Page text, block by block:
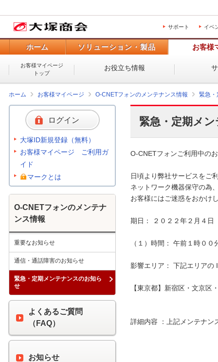
サポート イベ
ホーム ソリューション・製品 お客様
お客様マイページ
トップ
お役立ち情報
ホーム お客様マイページ O-CNETフォンのメンテナンス情報 緊急・
緊急・定期メ
O-CNETフォンご利用中の
日頃より弊社サービスをご
ネットワーク機器保守の為
お客様にはご迷惑をおかけ
期日： ２０２２年２月４日
（１）時間： 午前１時０
影響エリア： 下記エリアの
【東京都】新宿区・文京区
詳細内容 ：上記メンテナン
ログイン
大塚ID新規登録（無料）
お客様マイページ ご利用ガ
イド
マークとは
O-CNETフォンのメンテナ
ンス情報
重要なお知らせ
通信・通話障害のお知らせ
緊急・定期メンテナンスのお知ら
せ
よくあるご質問
（FAQ）
お知らせ